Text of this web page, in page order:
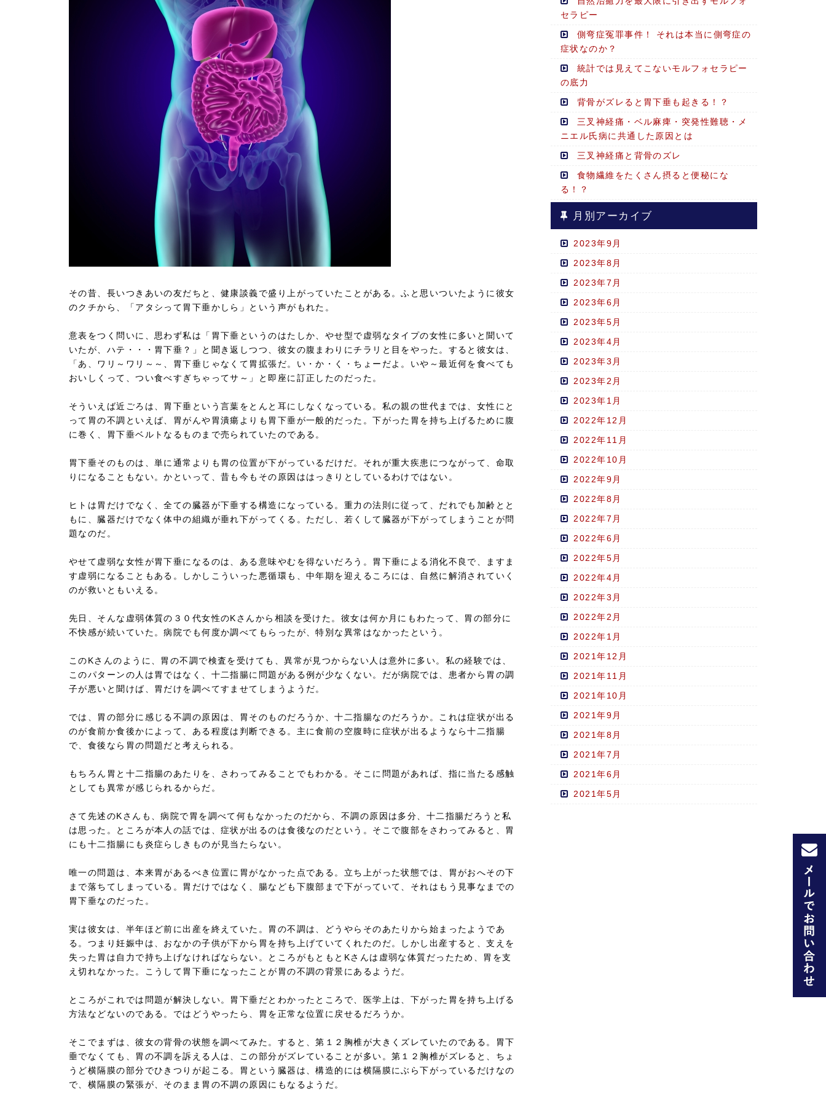
その昔、長いつきあいの友だちと、健康談義で盛り上がっていたことがある。ふと思いついたように彼女
のクチから、「アタシって胃下垂かしら」という声がもれた。
意表をつく問いに、思わず私は「胃下垂というのはたしか、やせ型で虚弱なタイプの女性に多いと聞いて
いたが、ハテ・・・胃下垂？」と聞き返しつつ、彼女の腹まわりにチラリと目をやった。すると彼女は、
「あ、ワリ～ワリ～～、胃下垂じゃなくて胃拡張だ。い・か・く・ちょーだよ。いや～最近何を食べても
おいしくって、つい食べすぎちゃってサ～」と即座に訂正したのだった。
そういえば近ごろは、胃下垂という言葉をとんと耳にしなくなっている。私の親の世代までは、女性にと
って胃の不調といえば、胃がんや胃潰瘍よりも胃下垂が一般的だった。下がった胃を持ち上げるために腹
に巻く、胃下垂ベルトなるものまで売られていたのである。
胃下垂そのものは、単に通常よりも胃の位置が下がっているだけだ。それが重大疾患につながって、命取
りになることもない。かといって、昔も今もその原因ははっきりとしているわけではない。
ヒトは胃だけでなく、全ての臓器が下垂する構造になっている。重力の法則に従って、だれでも加齢とと
もに、臓器だけでなく体中の組織が垂れ下がってくる。ただし、若くして臓器が下がってしまうことが問
題なのだ。
やせて虚弱な女性が胃下垂になるのは、ある意味やむを得ないだろう。胃下垂による消化不良で、ますま
す虚弱になることもある。しかしこういった悪循環も、中年期を迎えるころには、自然に解消されていく
のが救いともいえる。
先日、そんな虚弱体質の３０代女性のKさんから相談を受けた。彼女は何か月にもわたって、胃の部分に
不快感が続いていた。病院でも何度か調べてもらったが、特別な異常はなかったという。
このKさんのように、胃の不調で検査を受けても、異常が見つからない人は意外に多い。私の経験では、
このパターンの人は胃ではなく、十二指腸に問題がある例が少なくない。だが病院では、患者から胃の調
子が悪いと聞けば、胃だけを調べてすませてしまうようだ。
では、胃の部分に感じる不調の原因は、胃そのものだろうか、十二指腸なのだろうか。これは症状が出る
のが食前か食後かによって、ある程度は判断できる。主に食前の空腹時に症状が出るようなら十二指腸
で、食後なら胃の問題だと考えられる。
もちろん胃と十二指腸のあたりを、さわってみることでもわかる。そこに問題があれば、指に当たる感触
としても異常が感じられるからだ。
さて先述のKさんも、病院で胃を調べて何もなかったのだから、不調の原因は多分、十二指腸だろうと私
は思った。ところが本人の話では、症状が出るのは食後なのだという。そこで腹部をさわってみると、胃
にも十二指腸にも炎症らしきものが見当たらない。
唯一の問題は、本来胃があるべき位置に胃がなかった点である。立ち上がった状態では、胃がおへその下
まで落ちてしまっている。胃だけではなく、腸なども下腹部まで下がっていて、それはもう見事なまでの
胃下垂なのだった。
実は彼女は、半年ほど前に出産を終えていた。胃の不調は、どうやらそのあたりから始まったようであ
る。つまり妊娠中は、おなかの子供が下から胃を持ち上げていてくれたのだ。しかし出産すると、支えを
失った胃は自力で持ち上げなければならない。ところがもともとKさんは虚弱な体質だったため、胃を支
え切れなかった。こうして胃下垂になったことが胃の不調の背景にあるようだ。
ところがこれでは問題が解決しない。胃下垂だとわかったところで、医学上は、下がった胃を持ち上げる
方法などないのである。ではどうやったら、胃を正常な位置に戻せるだろうか。
そこでまずは、彼女の背骨の状態を調べてみた。すると、第１２胸椎が大きくズレていたのである。胃下
垂でなくても、胃の不調を訴える人は、この部分がズレていることが多い。第１２胸椎がズレると、ちょ
うど横隔膜の部分でひきつりが起こる。胃という臓器は、構造的には横隔膜にぶら下がっているだけなの
で、横隔膜の緊張が、そのまま胃の不調の原因にもなるようだ。
セラピー
側弯症冤罪事件！ それは本当に側弯症の
症状なのか？
統計では見えてこないモルフォセラピー
の底力
背骨がズレると胃下垂も起きる！？
三叉神経痛・ベル麻痺・突発性難聴・メ
ニエル氏病に共通した原因とは
三叉神経痛と背骨のズレ
食物繊維をたくさん摂ると便秘にな
る！？
月別アーカイブ
2023年9月
2023年8月
2023年7月
2023年6月
2023年5月
2023年4月
2023年3月
2023年2月
2023年1月
2022年12月
2022年11月
2022年10月
2022年9月
2022年8月
2022年7月
2022年6月
2022年5月
2022年4月
2022年3月
2022年2月
2022年1月
2021年12月
2021年11月
2021年10月
2021年9月
2021年8月
2021年7月
2021年6月
2021年5月